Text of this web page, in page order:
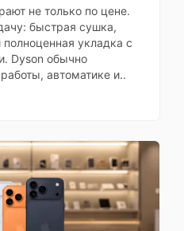
20 000 Па
не только по цене.
быстрая сушка,
полноценная укладка с
Dyson обычно
автоматике и..